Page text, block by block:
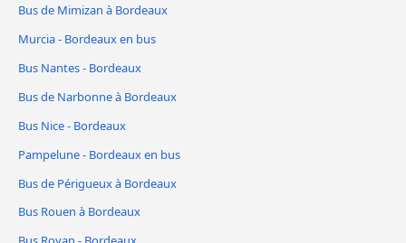
Bus de Mimizan à Bordeaux
Murcia - Bordeaux en bus
Bus Nantes - Bordeaux
Bus de Narbonne à Bordeaux
Bus Nice - Bordeaux
Pampelune - Bordeaux en bus
Bus de Périgueux à Bordeaux
Bus Rouen à Bordeaux